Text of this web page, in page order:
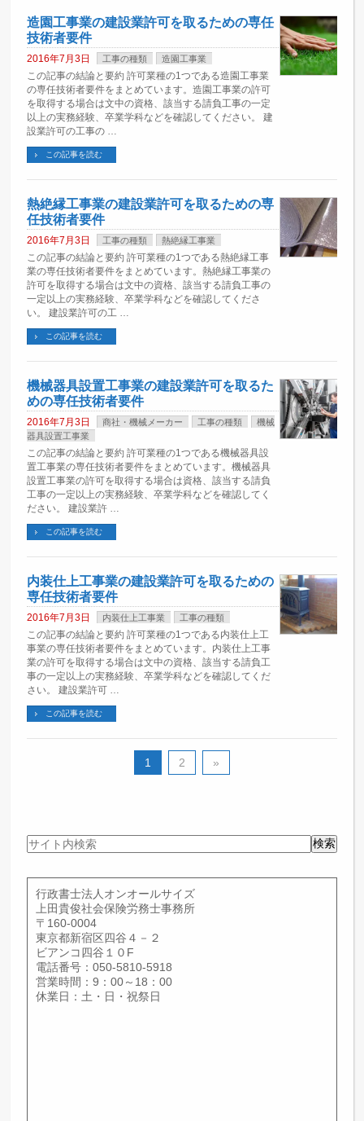
造園工事業の建設業許可を取るための専任
技術者要件
2016年7月3日 工事の種類 造園工事業
この記事の結論と要約 許可業種の1つである造園工事業
の専任技術者要件をまとめています。造園工事業の許可
を取得する場合は文中の資格、該当する請負工事の一定
以上の実務経験、卒業学科などを確認してください。 建
設業許可の工事の …
この記事を読む
熱絶縁工事業の建設業許可を取るための専
任技術者要件
2016年7月3日 工事の種類 熱絶縁工事業
この記事の結論と要約 許可業種の1つである熱絶縁工事
業の専任技術者要件をまとめています。熱絶縁工事業の
許可を取得する場合は文中の資格、該当する請負工事の
一定以上の実務経験、卒業学科などを確認してくださ
い。 建設業許可の工 …
この記事を読む
機械器具設置工事業の建設業許可を取るた
めの専任技術者要件
2016年7月3日 商社・機械メーカー 工事の種類
機械
器具設置工事業
この記事の結論と要約 許可業種の1つである機械器具設
置工事業の専任技術者要件をまとめています。機械器具
設置工事業の許可を取得する場合は資格、該当する請負
工事の一定以上の実務経験、卒業学科などを確認してく
ださい。 建設業許 …
この記事を読む
内装仕上工事業の建設業許可を取るための
専任技術者要件
2016年7月3日 内装仕上工事業 工事の種類
この記事の結論と要約 許可業種の1つである内装仕上工
事業の専任技術者要件をまとめています。内装仕上工事
業の許可を取得する場合は文中の資格、該当する請負工
事の一定以上の実務経験、卒業学科などを確認してくだ
さい。 建設業許可 …
この記事を読む
1 2 »
サ
イ
検
索
検索
行政書士法人オンオールサイズ
上田貴俊社会保険労務士事務所
〒160-0004
東京都新宿区四谷４－２
ビアンコ四谷１０F
電話番号：050-5810-5918
営業時間：9：00～18：00
休業日：土・日・祝祭日